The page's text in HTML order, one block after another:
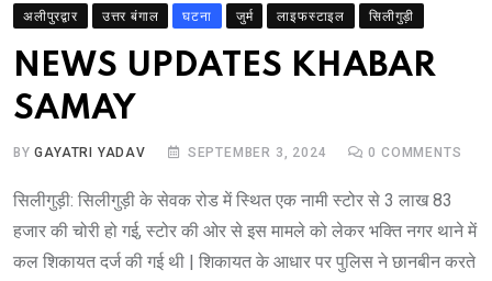
अलीपुरद्वार उत्तर बंगाल घटना जुर्म लाइफस्टाइल सिलीगुड़ी
NEWS UPDATES KHABAR
SAMAY
BYGAYATRI YADAV SEPTEMBER 3, 2024 0 COMMENTS
सिलीगुड़ी: सिलीगुड़ी के सेवक रोड में स्थित एक नामी स्टोर से 3 लाख 83
हजार की चोरी हो गई, स्टोर की ओर से इस मामले को लेकर भक्ति नगर थाने में
कल शिकायत दर्ज की गई थी | शिकायत के आधार पर पुलिस ने छानबीन करते